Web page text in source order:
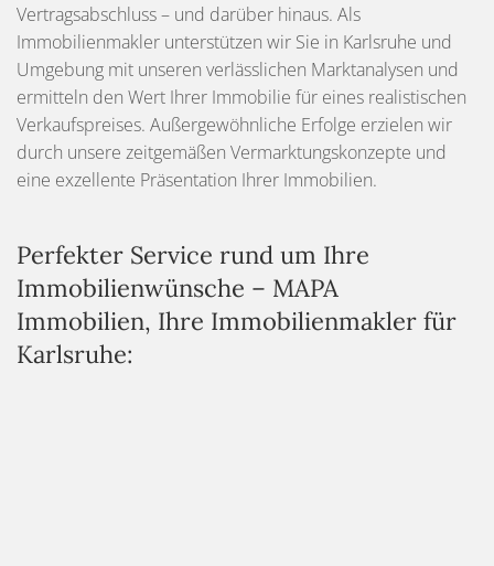
Vertragsabschluss – und darüber hinaus. Als
Immobilienmakler unterstützen wir Sie in Karlsruhe und
Umgebung mit unseren verlässlichen Marktanalysen und
ermitteln den Wert Ihrer Immobilie für eines realistischen
Verkaufspreises. Außergewöhnliche Erfolge erzielen wir
durch unsere zeitgemäßen Vermarktungskonzepte und
eine exzellente Präsentation Ihrer Immobilien.
Perfekter Service rund um Ihre
Immobilienwünsche – MAPA
Immobilien, Ihre Immobilienmakler für
Karlsruhe: